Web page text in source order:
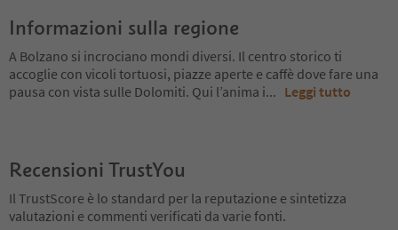
Informazioni sulla regione
A Bolzano si incrociano mondi diversi. Il centro storico ti
accoglie con vicoli tortuosi, piazze aperte e caffè dove fare una
pausa con vista sulle Dolomiti. Qui l’anima i... Leggi tutto
Recensioni TrustYou
Il TrustScore è lo standard per la reputazione e sintetizza
valutazioni e commenti verificati da varie fonti.